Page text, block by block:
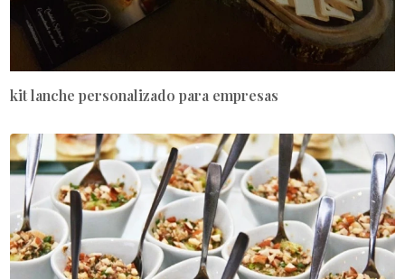
kit lanche personalizado para empresas